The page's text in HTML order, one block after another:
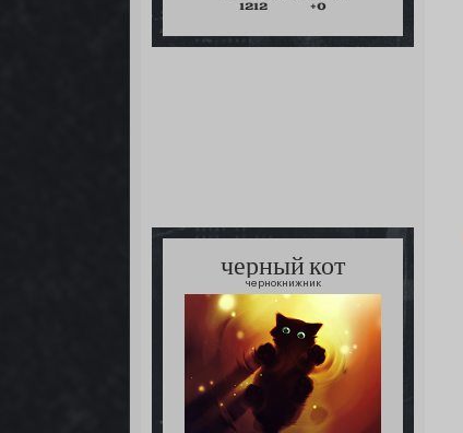
1212 +0
черный кот
чернокнижник